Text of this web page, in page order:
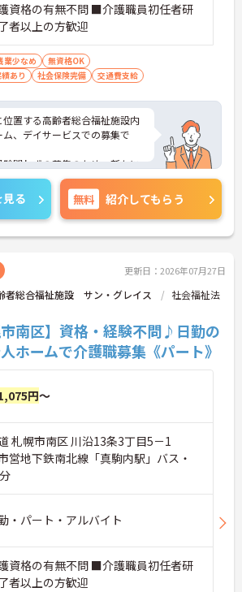
資格の有無不問 ■介護職員初任者研
者以上の方歓迎
業少なめ
無資格OK
あり
社会保険完備 交通費支給
置する高齢者総合福祉施設内
、デイサービスでの募集で
問わずの募集のため、新たに
したい方におすすめです。
面接のポイントをお伝えしま
い合わせください。
る 無料 紹介してもらう
更新日：2026年07月27日
者総合福祉施設 サン・グレイス
社会福祉法
市南区】資格・経験不問♪日勤の
ホームで介護職募集《パート》
円～
札幌市南区 川沿13条3丁目5－1
営地下鉄南北線「真駒内駅」バス・
・パート・アルバイト
資格の有無不問 ■介護職員初任者研
者以上の方歓迎